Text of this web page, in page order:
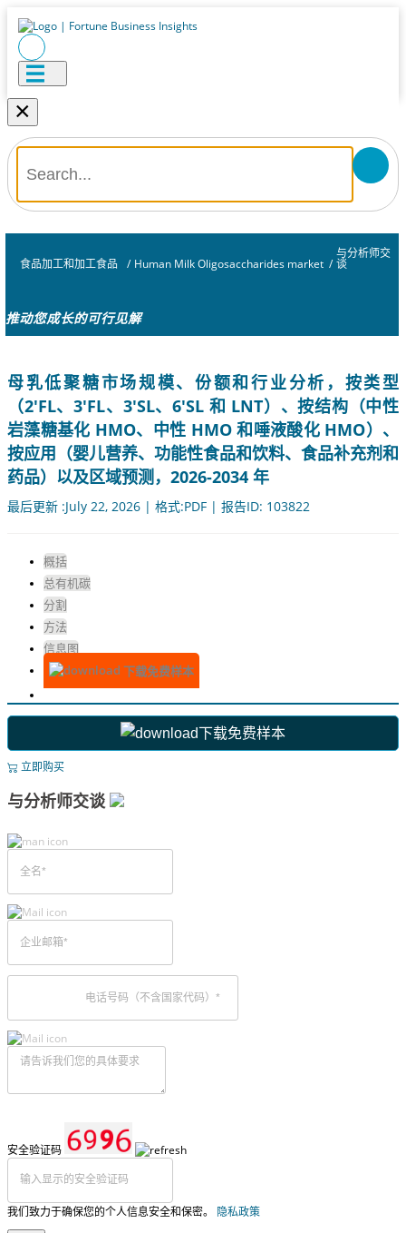
×
食品加工和加工食品 / Human Milk Oligosaccharides market /
与分析师交
谈
推动您成长的可行见解
母乳低聚糖市场规模、份额和行业分析，按类型
（2'FL、3'FL、3'SL、6'SL 和 LNT）、按结构（中性
岩藻糖基化 HMO、中性 HMO 和唾液酸化 HMO）、
按应用（婴儿营养、功能性食品和饮料、食品补充剂和
药品）以及区域预测，2026-2034 年
最后更新 :July 22, 2026 | 格式:PDF | 报告ID: 103822
概括
总有机碳
分割
方法
信息图
下载免费样本
下载免费样本
立即购买
与分析师交谈
安全验证码
我们致力于确保您的个人信息安全和保密。 隐私政策